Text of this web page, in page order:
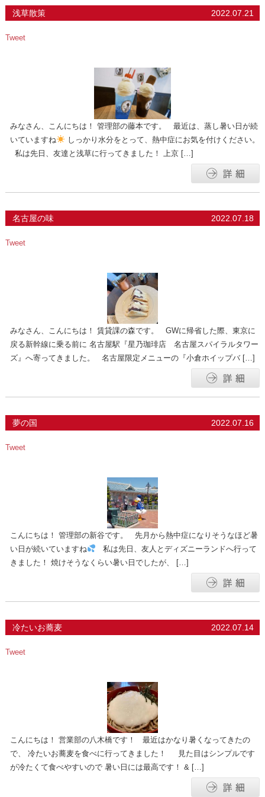
浅草散策 2022.07.21
Tweet
みなさん、こんにちは！ 管理部の藤本です。 最近は、蒸し暑い日が続
いていますね
しっかり水分をとって、熱中症にお気を付けください。
私は先日、友達と浅草に行ってきました！ 上京 […]
名古屋の味 2022.07.18
Tweet
みなさん、こんにちは！ 賃貸課の森です。 GWに帰省した際、東京に
戻る新幹線に乗る前に 名古屋駅『星乃珈琲店 名古屋スパイラルタワー
ズ』へ寄ってきました。 名古屋限定メニューの『小倉ホイップバ […]
夢の国 2022.07.16
Tweet
こんにちは！ 管理部の新谷です。 先月から熱中症になりそうなほど暑
い日が続いていますね
私は先日、友人とディズニーランドへ行って
きました！ 焼けそうなくらい暑い日でしたが、 […]
冷たいお蕎麦 2022.07.14
Tweet
こんにちは！ 営業部の八木橋です！ 最近はかなり暑くなってきたの
で、 冷たいお蕎麦を食べに行ってきました！ 見た目はシンプルです
が冷たくて食べやすいので 暑い日には最高です！ & […]